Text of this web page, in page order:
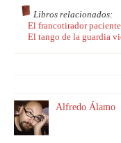
Libros relacionados:
El francotirador paciente
El tango de la guardia
Alfredo Álamo